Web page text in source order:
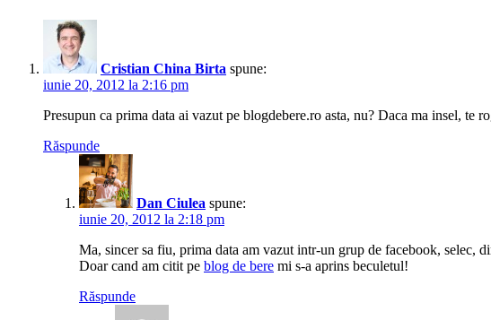
Cristian China Birta spune:
iunie 20, 2012 la 2:16 pm
Presupun ca prima data ai vazut pe blogdebere.ro asta, nu? Daca ma insel, te
Răspunde
Dan Ciulea spune:
iunie 20, 2012 la 2:18 pm
Ma, sincer sa fiu, prima data am vazut intr-un grup de facebook, selec,
Doar cand am citit pe blog de bere mi s-a aprins beculetul!
Răspunde